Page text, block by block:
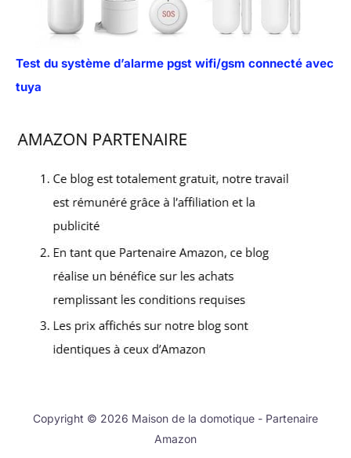
Test du système d’alarme pgst wifi/gsm connecté avec
tuya
Copyright © 2026 Maison de la domotique - Partenaire
Amazon